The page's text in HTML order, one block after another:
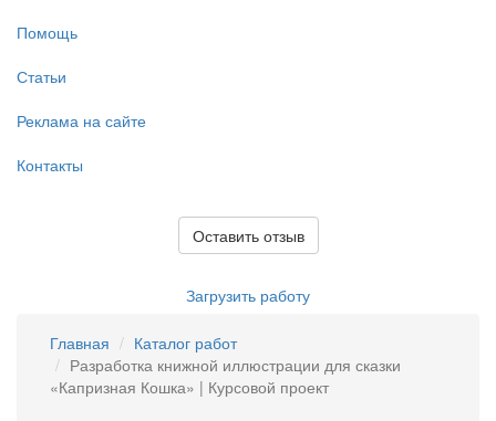
Помощь
Статьи
Реклама на сайте
Контакты
Оставить отзыв
Загрузить работу
Главная
Каталог работ
Разработка книжной иллюстрации для сказки
«Капризная Кошка» | Курсовой проект